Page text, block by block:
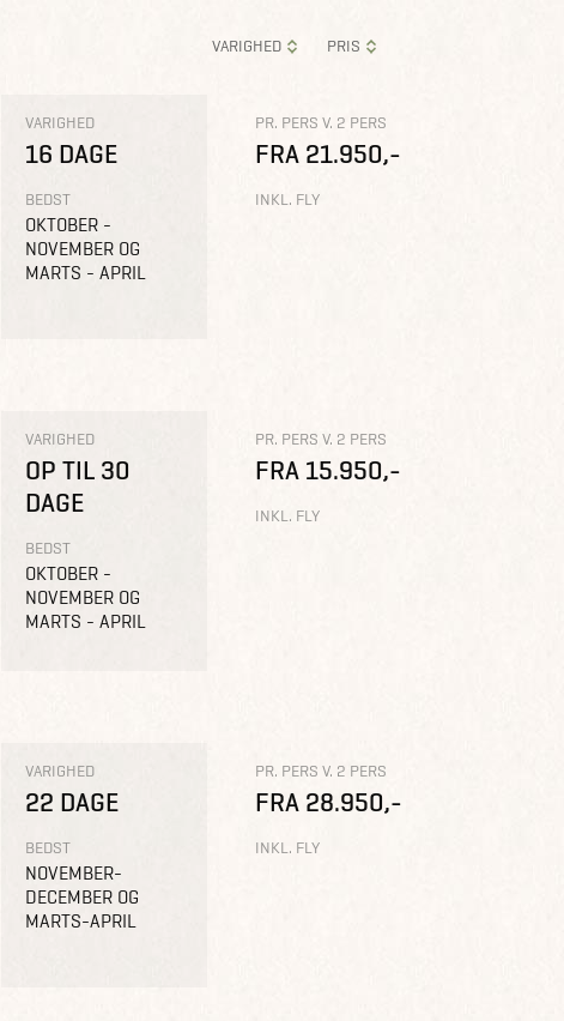
VARIGHED PRIS
VARIGHED
16 DAGE
BEDST
OKTOBER -
NOVEMBER OG
MARTS - APRIL
PR. PERS V. 2 PERS
FRA 21.950,-
INKL. FLY
VARIGHED
OP TIL 30
DAGE
BEDST
OKTOBER -
NOVEMBER OG
MARTS - APRIL
PR. PERS V. 2 PERS
FRA 15.950,-
INKL. FLY
VARIGHED
22 DAGE
BEDST
NOVEMBER-
DECEMBER OG
MARTS-APRIL
PR. PERS V. 2 PERS
FRA 28.950,-
INKL. FLY